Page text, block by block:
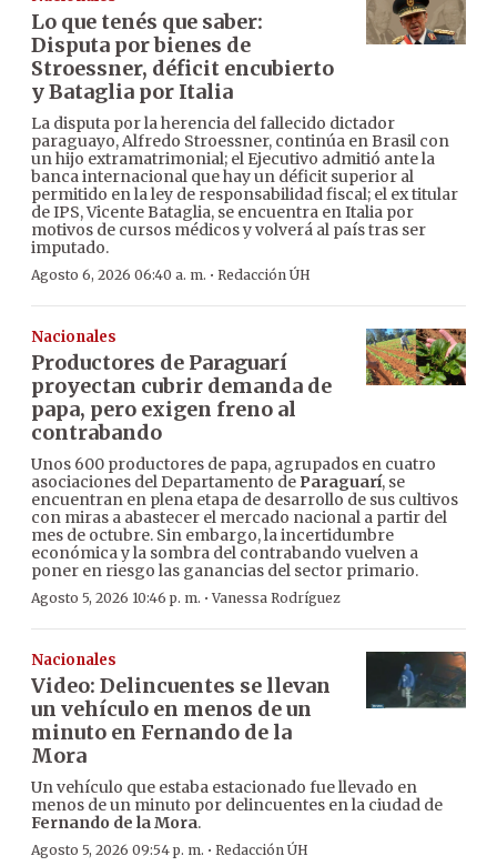
Lo que tenés que saber:
Disputa por bienes de
Stroessner, déficit encubierto
y Bataglia por Italia
La disputa por la herencia del fallecido dictador
paraguayo, Alfredo Stroessner, continúa en Brasil con
un hijo extramatrimonial; el Ejecutivo admitió ante la
banca internacional que hay un déficit superior al
permitido en la ley de responsabilidad fiscal; el ex titular
de IPS, Vicente Bataglia, se encuentra en Italia por
motivos de cursos médicos y volverá al país tras ser
imputado.
Agosto 6, 2026 06:40 a. m. · Redacción ÚH
Nacionales
Productores de Paraguarí
proyectan cubrir demanda de
papa, pero exigen freno al
contrabando
Unos 600 productores de papa, agrupados en cuatro
asociaciones del Departamento de Paraguarí, se
encuentran en plena etapa de desarrollo de sus cultivos
con miras a abastecer el mercado nacional a partir del
mes de octubre. Sin embargo, la incertidumbre
económica y la sombra del contrabando vuelven a
poner en riesgo las ganancias del sector primario.
Agosto 5, 2026 10:46 p. m. ·Vanessa Rodríguez
Nacionales
Video: Delincuentes se llevan
un vehículo en menos de un
minuto en Fernando de la
Mora
Un vehículo que estaba estacionado fue llevado en
menos de un minuto por delincuentes en la ciudad de
Fernando de la Mora.
Agosto 5, 2026 09:54 p. m. · Redacción ÚH